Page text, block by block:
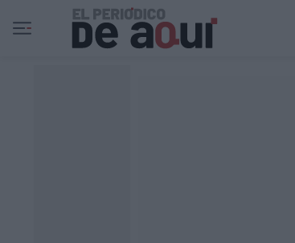
Ir al contenido principal